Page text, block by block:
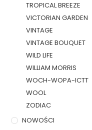
TROPICAL BREEZE
VICTORIAN GARDEN
VINTAGE
VINTAGE BOUQUET
WILD LIFE
WILLIAM MORRIS
WOCH-WOPA-ICTT
WOOL
ZODIAC
NOWOŚCI